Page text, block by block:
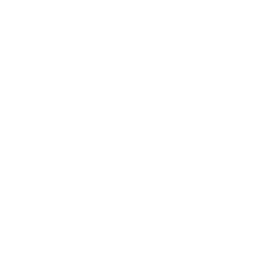
usaha memperkukuh kedudukan Sarawak di Parlimen
pertiga perwakilan di Dewan Rakyat bagi melindungi kepentingan
Industri Pembinaan Sarawak 2026 (IECONS 2026)
mempamerkan cadangan peta persempadanan semula
kerusi baharu, menjadikan jumlah keseluruhan kerusi DUN
Hamzah bahawa proses persempadanan semula oleh
ke tahap ini.
kerusi DUN daripada 82 kepada 99 sebelum kita
asas bagi pertambahan kerusi Parlimen pada masa
kerusi diluluskan DUN Sarawak, Nanta berkata beliau
itu pada pilihan raya akan datang, namun nampaknya ia